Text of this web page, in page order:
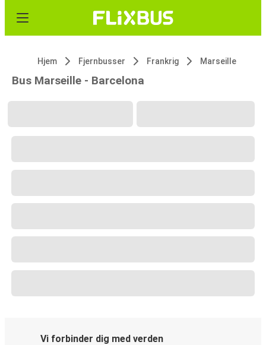
Hjem Fjernbusser Frankrig Marseille
Bus Marseille - Barcelona
Vi forbinder dig med verden